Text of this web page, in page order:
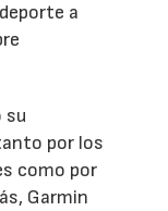
a
su
por los
como por
Garmin